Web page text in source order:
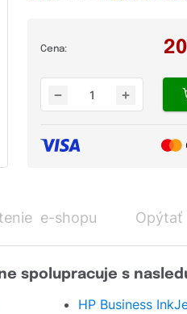
Cena:
spolupracuje s
HP Business
e-shopu Opýtať